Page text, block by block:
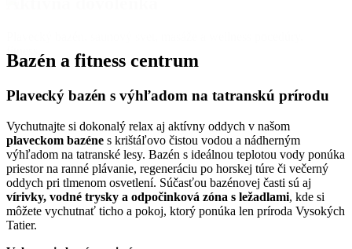
Bazén a fitness centrum
Plavecký bazén s výhľadom na tatranskú prírodu
Vychutnajte si dokonalý relax aj aktívny oddych v našom
plaveckom bazéne s krištáľovo čistou vodou a nádherným
výhľadom na tatranské lesy. Bazén s ideálnou teplotou vody ponúka
priestor na ranné plávanie, regeneráciu po horskej túre či večerný
oddych pri tlmenom osvetlení. Súčasťou bazénovej časti sú aj
vírivky, vodné trysky a odpočinková zóna s ležadlami, kde si
môžete vychutnať ticho a pokoj, ktorý ponúka len príroda Vysokých
Tatier.